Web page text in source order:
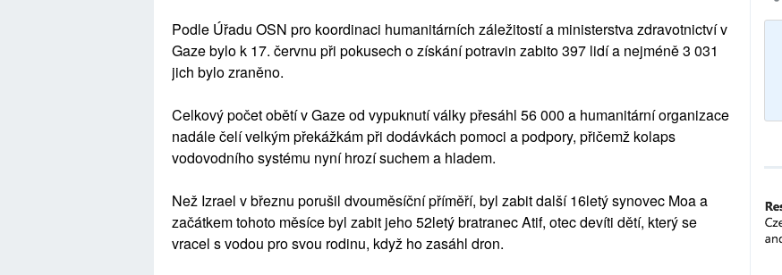
Podle Úřadu OSN pro koordinaci humanitárních záležitostí a ministerstva zdravotnictví v
Gaze bylo k 17. červnu při pokusech o získání potravin zabito 397 lidí a nejméně 3 031
jich bylo zraněno.
Celkový počet obětí v Gaze od vypuknutí války přesáhl 56 000 a humanitární organizace
nadále čelí velkým překážkám při dodávkách pomoci a podpory, přičemž kolaps
vodovodního systému nyní hrozí suchem a hladem.
Než Izrael v březnu porušil dvouměsíční příměří, byl zabit další 16letý synovec Moa a
začátkem tohoto měsíce byl zabit jeho 52letý bratranec Atif, otec devíti dětí, který se
vracel s vodou pro svou rodinu, když ho zasáhl dron.